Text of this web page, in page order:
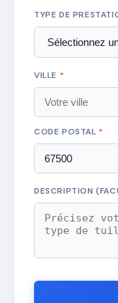
TYPE DE
VILLE *
CODE POSTAL *
DESCRIPTION